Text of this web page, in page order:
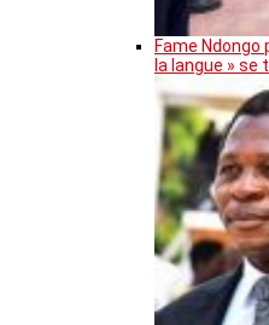
Fame Ndongo
la langue »